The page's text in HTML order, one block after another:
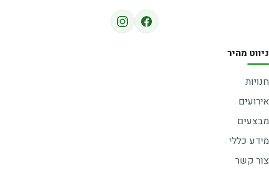
ניווט מהיר
חנויות
אירועים
מבצעים
מידע כללי
צור קשר